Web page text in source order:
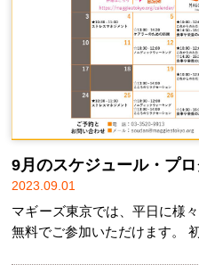
9月のスケジュール・プ
2023.09.01
マギーズ東京では、平日に様
無料でご参加いただけます。